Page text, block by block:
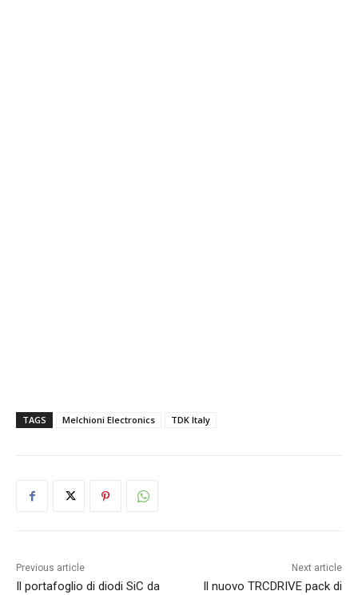
TAGS Melchioni Electronics TDK Italy
Previous article
Il portafoglio di diodi SiC da
Next article
Il nuovo TRCDRIVE pack di